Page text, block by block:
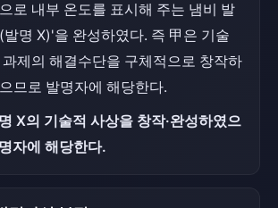
로 내부 온도를 표시해 주는 냄비 발
발명 X)'을 완성하였다. 즉 甲은 기술
과제의 해결수단을 구체적으로 창작하
므로 발명자에 해당한다.
X의 기술적 사상을 창작·완성하였으
자에 해당한다.